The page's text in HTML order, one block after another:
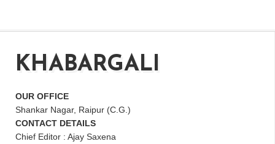
KHABARGALI
OUR OFFICE
Shankar Nagar, Raipur (C.G.)
CONTACT DETAILS
Chief Editor : Ajay Saxena